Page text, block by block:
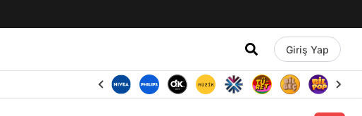
Giriş Yap